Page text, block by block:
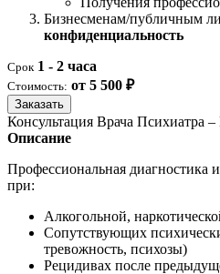
Бизнесменам/публичным
конфиденциальность
Срок 1 - 2 часа
Стоимость: от 5 500 ₽
Заказать
Консультация Врача Психиатра –
Описание
Профессиональная диагностика
при:
Алкогольной,
Сопутствующих
тревожность, психозы)
Рецидивах после